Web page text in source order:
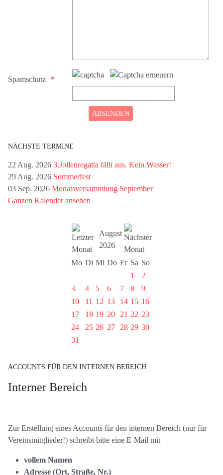
Spamschutz
NÄCHSTE TERMINE
22 Aug. 2026 3.Jollenregatta fällt aus. Kein Wasser!
29 Aug. 2026 Sommerfest
03 Sep. 2026 Monatsversammlung September
Ganzen Kalender ansehen
August
2026
Mo Di Mi Do Fr Sa So
1
2
3
4 5 6 7 8
9
10
11 12 13 14 15 16
17
18 19 20 21 22 23
24
25 26 27 28 29 30
31
ACCOUNTS FÜR DEN INTERNEN BEREICH
Interner Bereich
Zur Erstellung eines Accounts für den internen Bereich (nur für
Vereinsmitglieder!) schreibt bitte eine E-Mail mit
vollem Namen
Adresse (Ort, Straße, Nr.)